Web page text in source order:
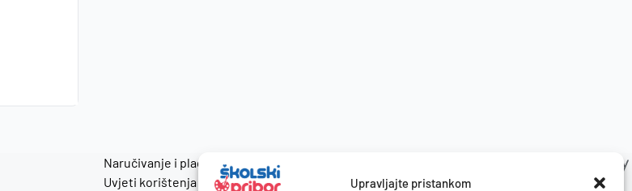
Upravljajte pristankom
Naručivanje i plaćanje
Uvjeti korištenja